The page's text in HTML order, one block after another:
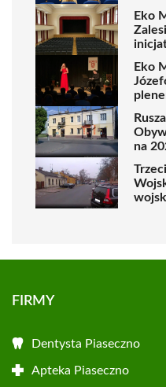
Eko
Eko
na
FIRMY
Dentysta Piaseczno
Apteka Piaseczno